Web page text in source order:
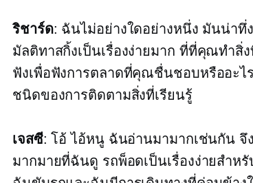
ริชาร์ด: ฉันไม่อย่างใดอย่างหนึ่ง มันน่าทึ่
มัลติทาสกิ้งเป็นเรื่องง่ายมาก ที่ที่คุณทำสิ่
ฟังเพื่อฟังการตลาดที่คุณชื่นชอบหรืออะ
ชนิดของการติดตามสิ่งที่เรียนรู้
เจสซี: โอ้ ไอ้หนู ฉันอ่านมามากเช่นกัน จึ
มากมายที่ฉันดู รถพ็อดเป็นเรื่องง่ายสำห